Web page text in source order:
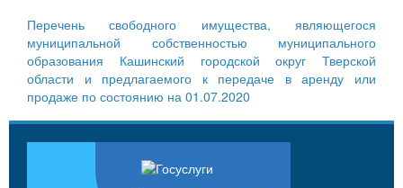
Перечень свободного имущества, являющегося
муниципальной собственностью муниципального
образования Кашинский городской округ Тверской
области и предлагаемого к передаче в аренду или
продаже по состоянию на 01.07.2020